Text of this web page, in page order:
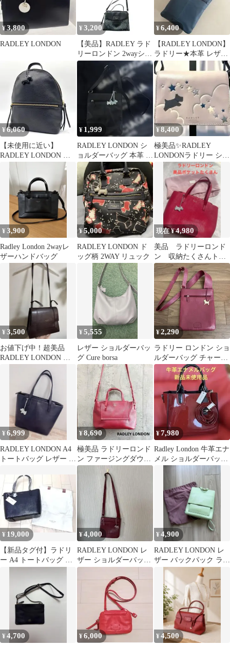
¥3,800
RADLEY LONDON
¥ 3,200
【美品】RADLEY ラド
リーロンドン 2wayショ
ルダーバッグ 黒 レザ
¥6,400
【RADLEY LONDON】
ラドリー★本革 レザー
ショルダーバッグ
¥6,060
【未使用に近い】
RADLEY LONDON ラ
ドリーロンドン リュッ
¥ 1,999
RADLEY LONDON シ
ョルダーバッグ 本革 黒
色
¥8,400
極美品✨RADLEY
LONDONラドリー ショ
ルダー バッグ 限定デザ
イン♪
¥3,900
Radley London 2wayレ
ザーハンドバッグ
¥5,000
RADLEY LONDON ド
ッグ柄 2WAY リュック
現在 ¥4,980
美品 ラドリーロンド
ン 収納たくさんトー
トバッグ
¥3,500
お値下げ中！超美品
RADLEY LONDON シ
¥5,555
レザー ショルダーバッ
グ Cure borsa
¥2,290
ラドリー ロンドン ショ
ルダーバッグ チャーム
ロゴ 犬 レザー
¥6,999
RADLEY LONDON A4
トートバッグ レザー 本
¥8,690
極美品 ラドリーロンド
ン ファージングダウン
ズ 2way ハンドバッグ
¥7,980
Radley London 牛革エナ
メル ショルダーバッグ
レッド 新品未使用品
¥ 19,000
【新品タグ付】ラドリ
ー A4 トートバッグ 本
¥4,000
RADLEY LONDON レ
ザー ショルダーバッグ
ボルドー
¥4,900
RADLEY LONDON レ
ザー バックパック ライ
トグリーン
¥4,700 ¥6,000 ¥4,500